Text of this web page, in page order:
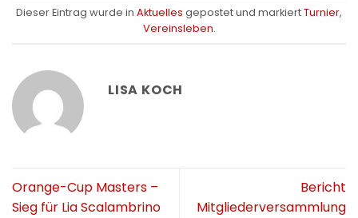
Dieser Eintrag wurde in Aktuelles gepostet und markiertTurnier,
Vereinsleben.
LISA KOCH
Orange-Cup Masters –
Sieg für Lia Scalambrino
Bericht
Mitgliederversammlung